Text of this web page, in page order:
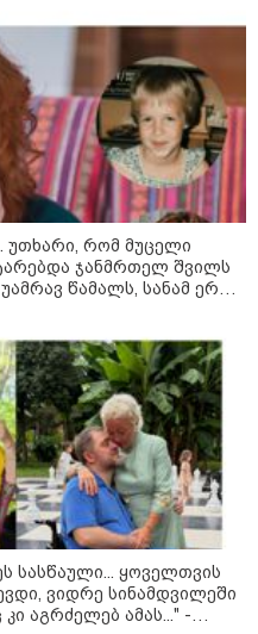
ვალაგებდი, ეს ამბავი
ვისთვის მეთქვა, ვის
მძიმეა ჩემთვის ის, რაც
გზა
ცუდად
უთხარი, რომ მუცელი
ჯანმრთელ შვილს
წამალს, სანამ ერთ
ყოველთვის
ვიდრე სინამდვილეში
აგრძელებ ამას..." -